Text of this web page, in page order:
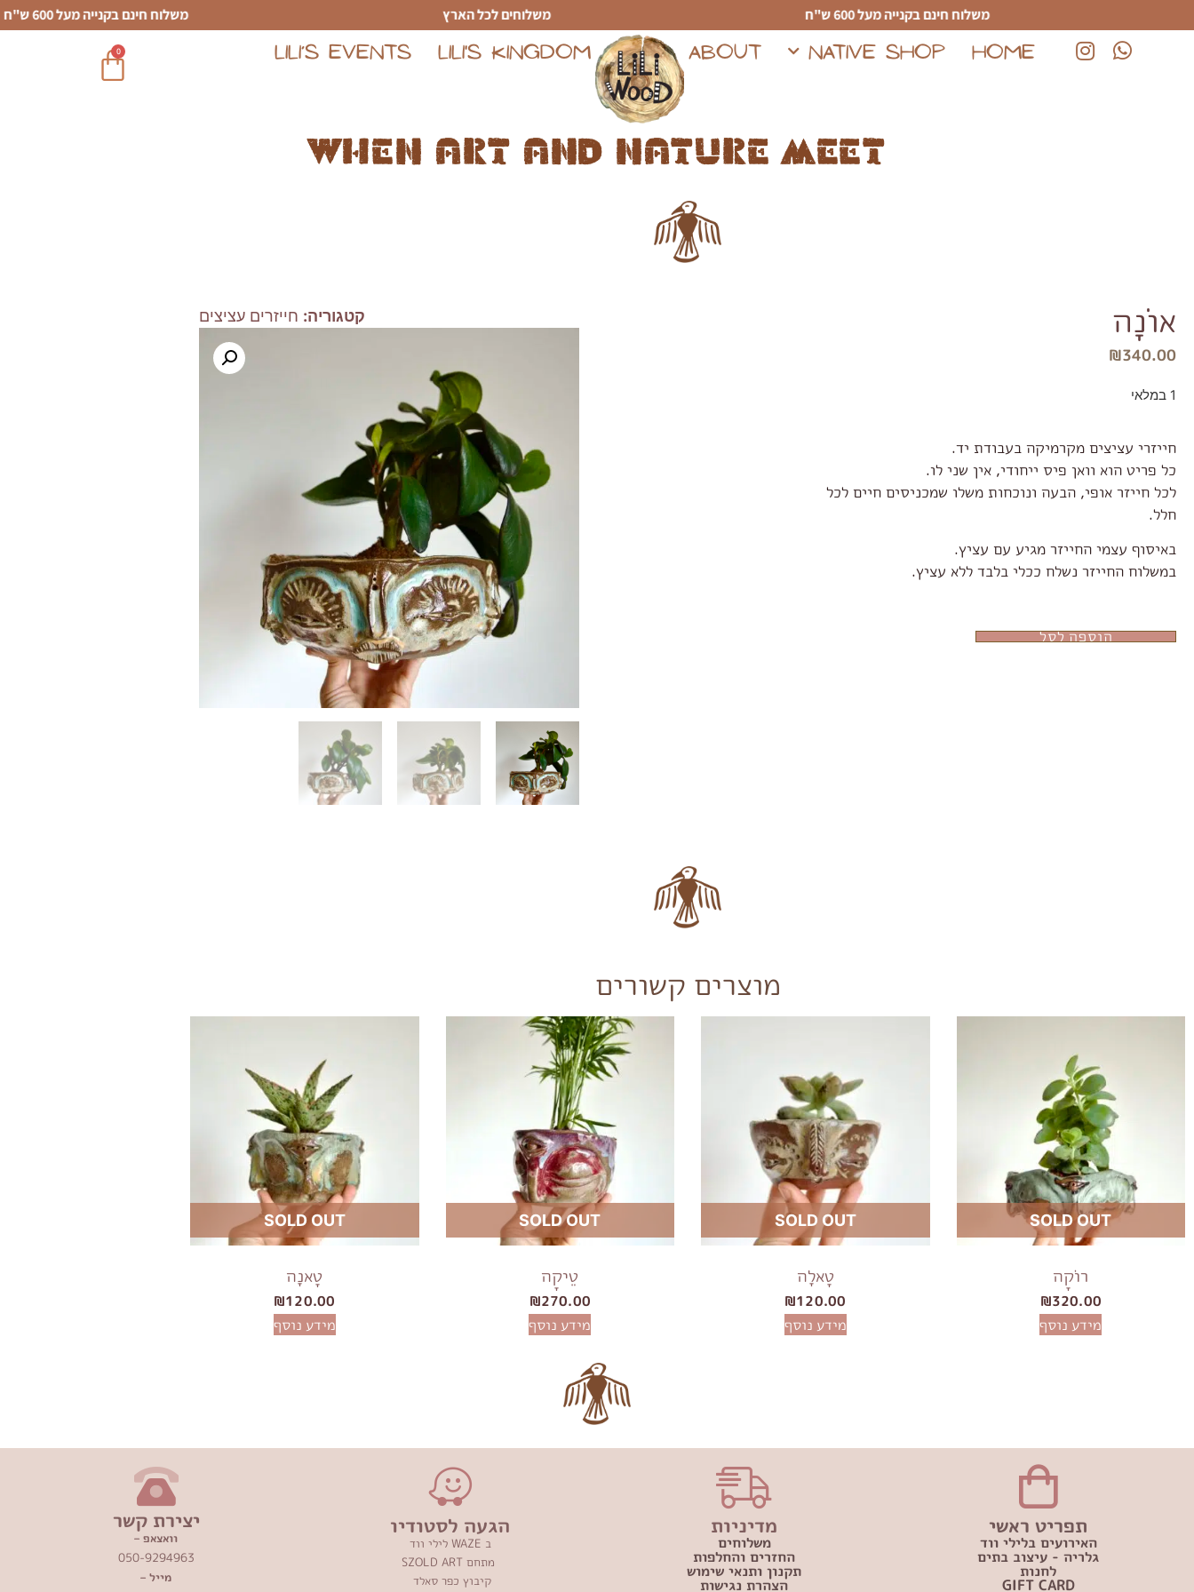
משלוח חינם בקנייה מעל 600 ש"ח משלוחים לכל הארץ משלוח חינם בקנייה מעל 600 ש"ח
(נפתח בחלון חדש)
(נפתח בחלון חדש)
HOME
NATIVE SHOP
ABOUT
LILI'S KINGDOM
LILI’S EVENTS
0
When art and nature meet
אוֹנָה
₪340.00
1 במלאי
חייזרי עציצים מקרמיקה בעבודת יד.
כל פריט הוא וואן פיס ייחודי, אין שני לו.
לכל חייזר אופי, הבעה ונוכחות משלו שמכניסים חיים לכל
חלל.
באיסוף עצמי החייזר מגיע עם עציץ.
במשלוח החייזר נשלח ככלי בלבד ללא עציץ.
הוספה לסל
קטגוריה: חייזרים עציצים
מוצרים קשורים
SOLD OUT
רוֹקָה
₪320.00
מידע נוסף
SOLD OUT
טָאלָה
₪120.00
מידע נוסף
SOLD OUT
טֵיקָה
₪270.00
מידע נוסף
SOLD OUT
טָאנָה
₪120.00
מידע נוסף
תפריט ראשי
האירועים בלילי ווד
גלריה - עיצוב בתים
לחנות
GIFT CARD
מדיניות
משלוחים
החזרים והחלפות
תקנון ותנאי שימוש
הצהרת נגישות
הגעה לסטודיו
ב WAZE לילי ווד
מתחם SZOLD ART
קיבוץ כפר סאלד
יצירת קשר
וואצאפ –
050-9294963
מייל –